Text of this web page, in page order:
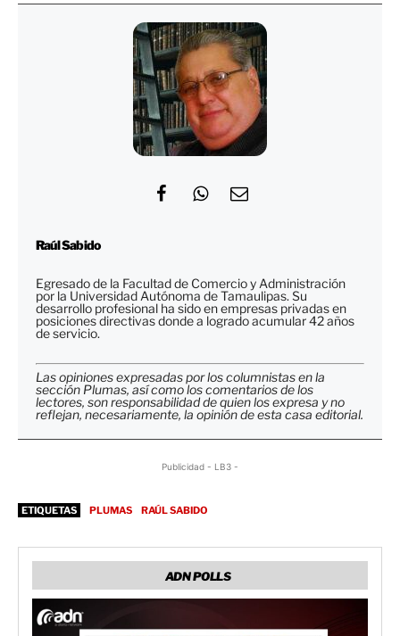
Raúl Sabido
Egresado de la Facultad de Comercio y Administración
por la Universidad Autónoma de Tamaulipas. Su
desarrollo profesional ha sido en empresas privadas en
posiciones directivas donde a logrado acumular 42 años
de servicio.
Las opiniones expresadas por los columnistas en la
sección Plumas, así como los comentarios de los
lectores, son responsabilidad de quien los expresa y no
reflejan, necesariamente, la opinión de esta casa editorial.
Publicidad - LB3 -
ETIQUETAS PLUMAS RAÚL SABIDO
ADN POLLS